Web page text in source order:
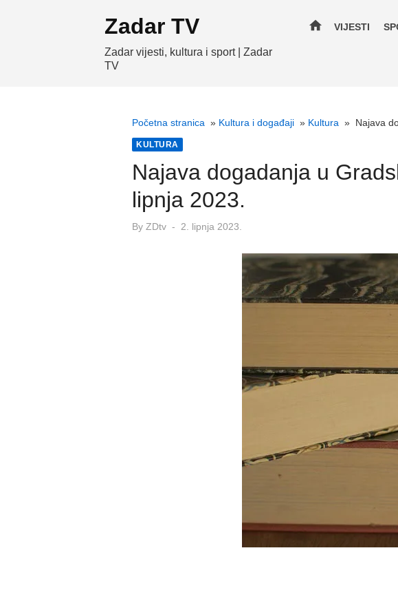
Zadar TV
Zadar vijesti, kultura i sport | Zadar
TV
home VIJESTI
Početna stranica » Kultura i događaji » Kultura » Najava
KULTURA
Najava dogadanja u
lipnja 2023.
By ZDtv
Posted
2. lipnja 2023.